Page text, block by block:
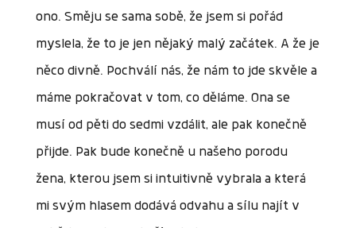
ono. Směju se sama sobě, že jsem si pořád
myslela, že to je jen nějaký malý začátek. A že je
něco divně. Pochválí nás, že nám to jde skvěle a
máme pokračovat v tom, co děláme. Ona se
musí od pěti do sedmi vzdálit, ale pak konečně
přijde. Pak bude konečně u našeho porodu
žena, kterou jsem si intuitivně vybrala a která
mi svým hlasem dodává odvahu a sílu najít v